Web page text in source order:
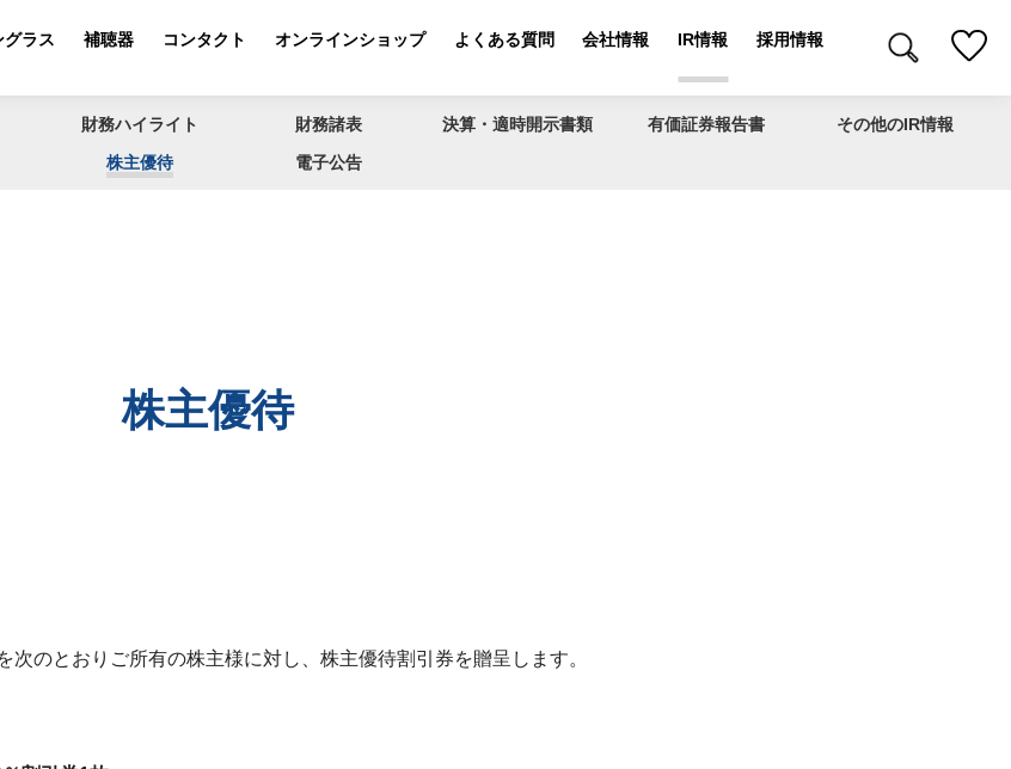
グラス 補聴器 コンタクト オンラインショップ よくある質問 会社情報 IR情報 採用情報
財務ハイライト 財務諸表 決算・適時開示書類 有価証券報告書
その他のIR情報
株主優待 電子公告
株主優待
のとおりご所有の株主様に対し、株主優待割引券を贈呈します。